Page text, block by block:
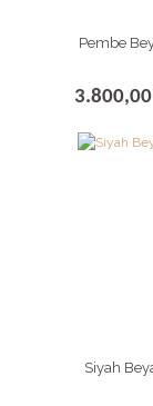
Pembe
3.800,00
Siyah